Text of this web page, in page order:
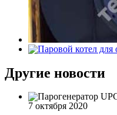
Другие новости
7 октября 2020